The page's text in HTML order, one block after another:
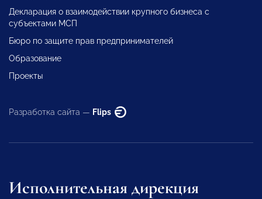
Декларация о взаимодействии крупного бизнеса с
субъектами МСП
Бюро по защите прав предпринимателей
Образование
Проекты
Разработка сайта — Flips
Исполнительная дирекция